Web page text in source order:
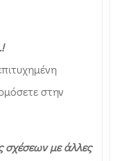
στην
σχέσεων με άλλες